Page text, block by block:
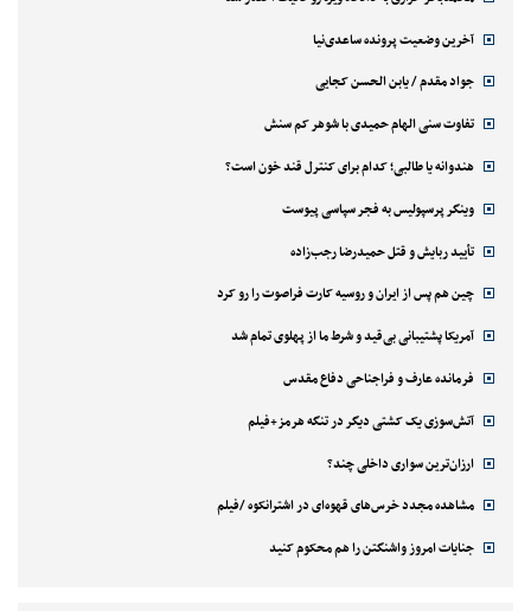
آخرین وضعیت پرونده ساعدی‌نیا
جواد مقدم / یابن الحسن کجایی
تفاوت سنی الهام حمیدی با شوهر کم سنش
هندوانه یا طالبی؛ کدام‌ برای کنترل قند خون است؟
وینگر پرسپولیس به فجر سپاسی پیوست
تأیید ربایش و قتل حمیدرضا رجب‌زاده
چین هم پس از ایران و روسیه کارت فراصوت را رو کرد
آمریکا پشتیبانی بی‌قید و شرط ما از پهلوی تمام شد
فرمانده عارف و فراجناحی دفاع مقدس
آتش‌سوزی یک کشتی دیگر در تنگه هرمز+فیلم
ارزان‌ترین سواری داخلی چند؟
مشاهده مجدد خرس‌های قهوه‌ای در اشترانکوه /فیلم
جنایات امروز واشنگتن را هم محکوم کنید